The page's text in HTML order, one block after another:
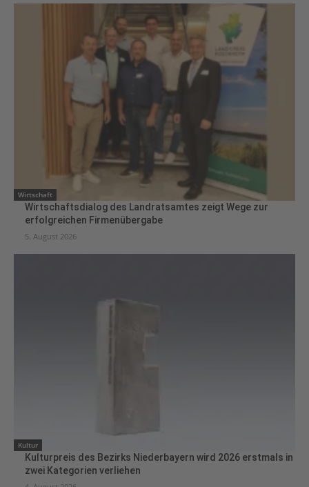
Wirtschaft
Wirtschaftsdialog des Landratsamtes zeigt Wege zur
erfolgreichen Firmenübergabe
5. August 2026
Kultur
Kulturpreis des Bezirks Niederbayern wird 2026 erstmals in
zwei Kategorien verliehen